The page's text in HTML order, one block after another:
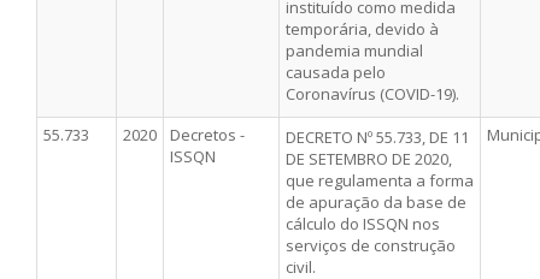
instituído como medida
temporária, devido à
pandemia mundial
causada pelo
Coronavírus (COVID-19).
55.733 2020
Decretos -
ISSQN
DECRETO Nº 55.733, DE 11
DE SETEMBRO DE 2020,
que regulamenta a forma
de apuração da base de
cálculo do ISSQN nos
serviços de construção
civil.